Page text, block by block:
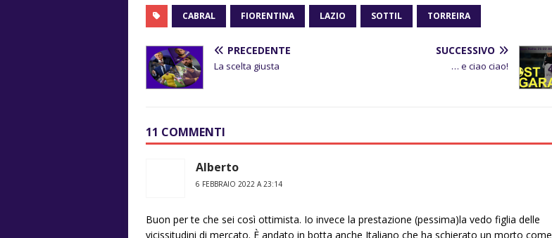
CABRAL FIORENTINA LAZIO SOTTIL TORREIRA
PRECEDENTE
La scelta giusta
SUCCESSIVO
… e ciao ciao!
11 COMMENTI
Alberto
6 FEBBRAIO 2022 A 23:14
Buon per te che sei così ottimista. Io invece la prestazione (pessima)la vedo figlia delle
vicissitudini di mercato. È andato in botta anche Italiano che ha schierato un morto come